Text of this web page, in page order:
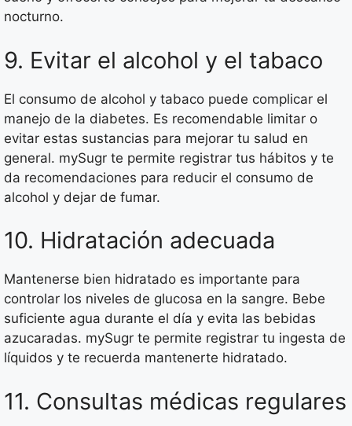
nocturno.
9. Evitar el alcohol y el tabaco
El consumo de alcohol y tabaco puede complicar el
manejo de la diabetes. Es recomendable limitar o
evitar estas sustancias para mejorar tu salud en
general. mySugr te permite registrar tus hábitos y te
da recomendaciones para reducir el consumo de
alcohol y dejar de fumar.
10. Hidratación adecuada
Mantenerse bien hidratado es importante para
controlar los niveles de glucosa en la sangre. Bebe
suficiente agua durante el día y evita las bebidas
azucaradas. mySugr te permite registrar tu ingesta de
líquidos y te recuerda mantenerte hidratado.
11. Consultas médicas regulares